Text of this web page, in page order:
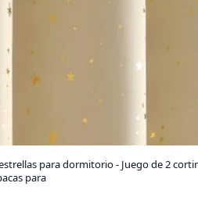
para dormitorio - Juego de 2
para